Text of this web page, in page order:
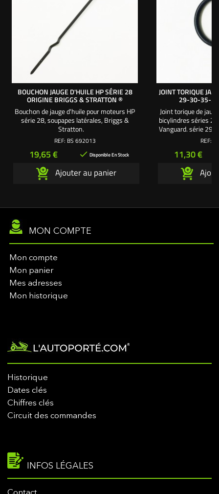
BOUCHON JAUGE D'HUILE HP SÉRIE 28
ORIGINE BRIGGS & STRATTON ®
Bouchon de jauge d'huile pour moteurs HP
série 28, soupapes latérales, Briggs &
Stratton.
REF: BS 692013
Prix
19,65 €  Disponible En Stock
Ajouter au panier
JOINT TORIQUE
29-30-35-38
Joint torique de
bicylindres séries
Vanguard. série 29 :
série 35 : 18
REF:
Prix
11,30 €
MON COMPTE
Mon compte
Mon panier
Mes adresses
Mon historique
Historique
Dates clés
Chiffres clés
Circuit des commandes
INFOS LÉGALES